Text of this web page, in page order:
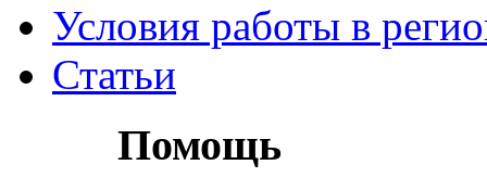
Условия работы в
Статьи
Помощь